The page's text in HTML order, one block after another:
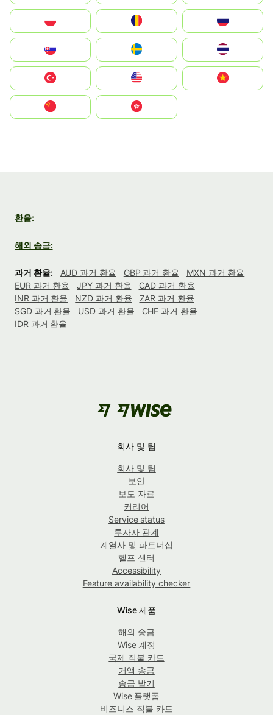
United States
中國香港特別行政區
환율:
해외 송금:
과거 환율: AUD 과거 환율 GBP 과거 환율
MXN 과거 환율
EUR 과거 환율
JPY 과거 환율
CAD 과거 환율
INR 과거 환율
NZD 과거 환율
ZAR 과거 환율
SGD 과거 환율
USD 과거 환율
CHF 과거 환율
IDR 과거 환율
회사 및 팀
회사 및 팀
보안
보도 자료
커리어
Service status
투자자 관계
계열사 및 파트너십
헬프 센터
Accessibility
Feature availability checker
Wise 제품
해외 송금
Wise 계정
국제 직불 카드
거액 송금
송금 받기
Wise 플랫폼
비즈니스 직불 카드